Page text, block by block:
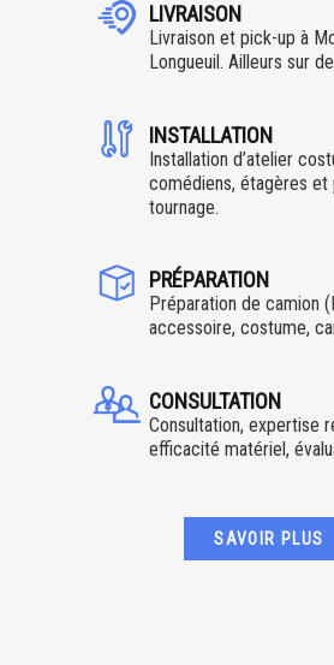
LIVRAISON
Livraison et pick-up à
Longueuil. Ailleurs sur
INSTALLATION
Installation d’atelier
comédiens, étagères
tournage.
PRÉPARATION
Préparation de camion
accessoire, costume,
CONSULTATION
Consultation, expertise
efficacité matériel,
SAVOIR PLUS